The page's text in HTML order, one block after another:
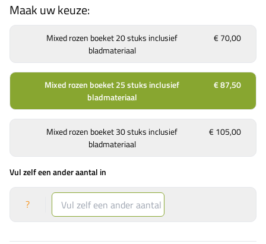
Maak uw keuze:
Mixed rozen boeket 20 stuks inclusief
bladmateriaal
€ 70,00
Mixed rozen boeket 25 stuks inclusief
bladmateriaal
€ 87,50
Mixed rozen boeket 30 stuks inclusief
bladmateriaal
€ 105,00
Vul zelf een ander aantal in
?